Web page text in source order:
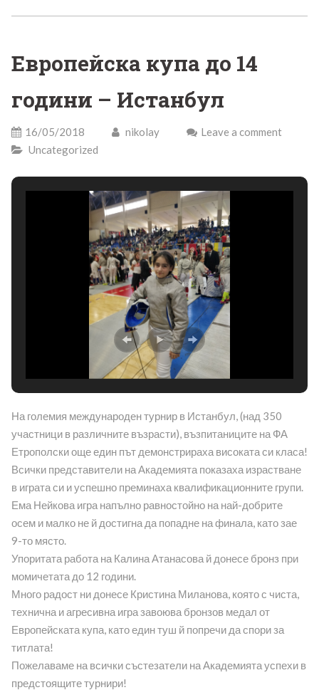
Европейска купа до 14
години – Истанбул
16/05/2018 nikolay
Leave a comment
Uncategorized
На големия международен турнир в Истанбул, (над 350
участници в различните възрасти), възпитаниците на ФА
Етрополски още един път демонстрираха високата си класа!
Всички представители на Академията показаха израстване
в играта си и успешно преминаха квалификационните групи.
Ема Нейкова игра напълно равностойно на най-добрите
осем и малко не й достигна да попадне на финала, като зае
9-то място.
Упоритата работа на Калина Атанасова й донесе бронз при
момичетата до 12 години.
Много радост ни донесе Кристина Миланова, която с чиста,
технична и агресивна игра завоюва бронзов медал от
Европейската купа, като един туш й попречи да спори за
титлата!
Пожелаваме на всички състезатели на Академията успехи в
предстоящите турнири!